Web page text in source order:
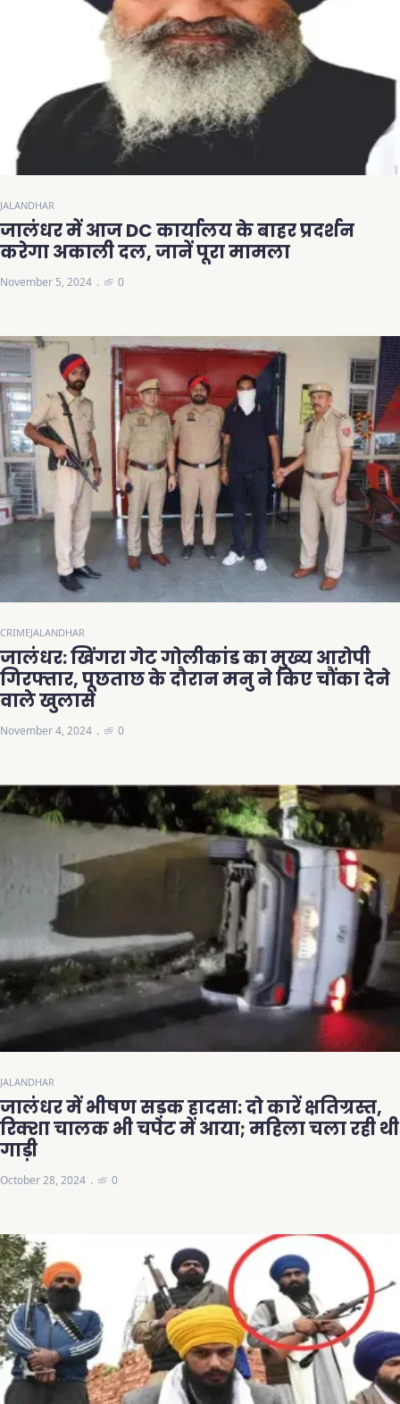
JALANDHAR
जालंधर में आज DC कार्यालय के बाहर प्रदर्शन
करेगा अकाली दल, जानें पूरा मामला
November 5, 2024 0
CRIMEJALANDHAR
जालंधर: खिंगरा गेट गोलीकांड का मुख्य आरोपी
गिरफ्तार, पूछताछ के दौरान मनु ने किए चौंका देने
वाले खुलासे
November 4, 2024 0
JALANDHAR
जालंधर में भीषण सड़क हादसा: दो कारें क्षतिग्रस्त,
रिक्शा चालक भी चपेट में आया; महिला चला रही थी
गाड़ी
October 28, 2024 0